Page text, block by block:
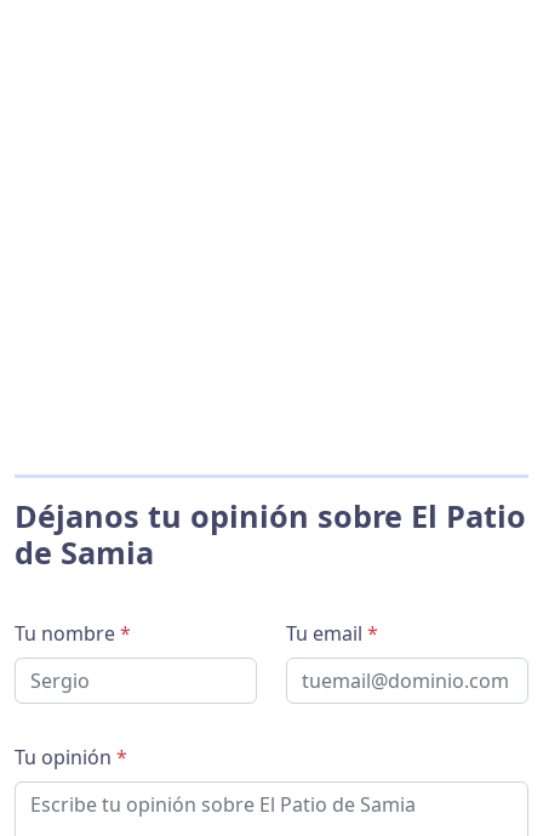
Déjanos tu opinión sobre El Patio
de Samia
Tu nombre* Tu email *
Tu opinión *